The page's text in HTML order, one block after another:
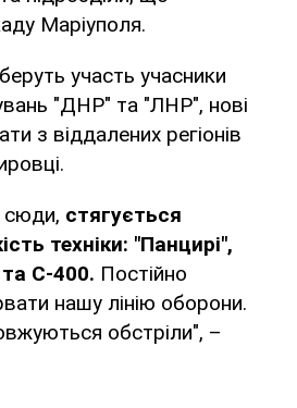
Маріуполя.
участь учасники
"ДНР" та "ЛНР", нові
з віддалених регіонів
сюди, стягується
техніки: "Панцирі",
С-400. Постійно
нашу лінію оборони.
обстріли", –